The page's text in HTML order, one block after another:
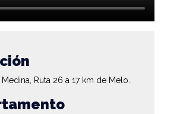
Ruta 26 a 17 km de Melo.